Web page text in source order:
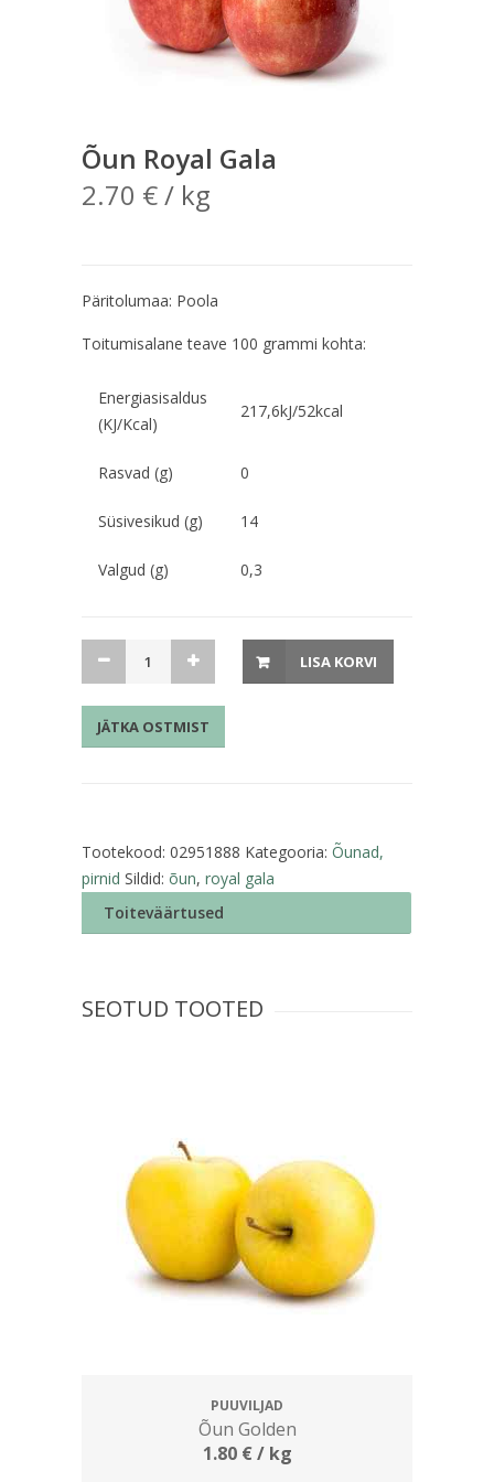
Õun Royal Gala
2.70 €/ kg
Päritolumaa: Poola
Toitumisalane teave 100 grammi kohta:
Energiasisaldus
(KJ/Kcal)
217,6kJ/52kcal
Rasvad (g) 0
Süsivesikud (g) 14
Valgud (g) 0,3
Gala
kogus
LISA KORVI
JÄTKA OSTMIST
Tootekood: 02951888 Kategooria: Õunad,
pirnid Sildid: õun, royal gala
Toiteväärtused
SEOTUD TOOTED
PUUVILJAD
Õun Golden
1.80 €/ kg